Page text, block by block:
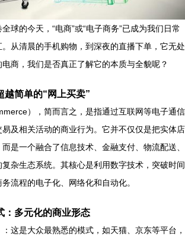
球的今天，“电商”或“电子商务”已成为我们日常
从清晨的手机购物，到深夜的直播下单，它无处
商，我们是否真正了解它的本质与全貌呢？
越简单的“网上买卖”
），简而言之，是指通过互联网等电子通信
及相关活动的商业行为。它并不仅仅是把实体店
是一个融合了信息技术、金融支付、物流配送、
杂生态系统。其核心是利用数字技术，突破时间
流程的电子化、网络化和自动化。
：多元化的商业形态
：这是大众最熟悉的模式，如天猫、京东等平台，